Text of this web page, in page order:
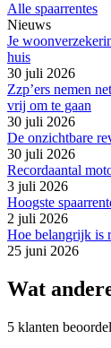
Alle spaarrentes
Nieuws
Je
huis
30 juli 2026
Zzp’ers nemen
vrij om te gaan
30 juli 2026
De onzichtbare
30 juli 2026
Recordaantal
3 juli 2026
Hoogste
2 juli 2026
Hoe belangrijk is
25 juni 2026
Wat
5 klanten